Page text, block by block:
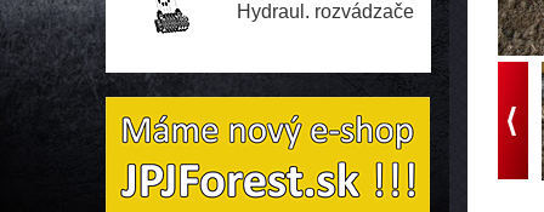
Hydraul. rozvádzače